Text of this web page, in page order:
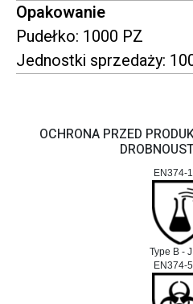
OCHRONA PRZED
EN374-
Type B -
EN374-
Opakowanie
Pudełko: 1000 PZ
Jednostki sprzedaży: